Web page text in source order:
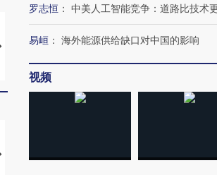
马航飞行员跨国走私7万
视线｜被称为“蟑螂”的印
【推广】走进第四届链博
罗志恒 ： 中美人工智能竞争：道路比技术
易峘 ： 海外能源供给缺口对中国的影响
视频